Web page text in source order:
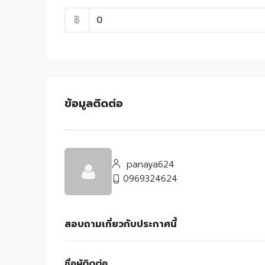
฿
ข้อมูลติดต่อ
panaya624
0969324624
สอบถามเกี่ยวกับประกาศนี้